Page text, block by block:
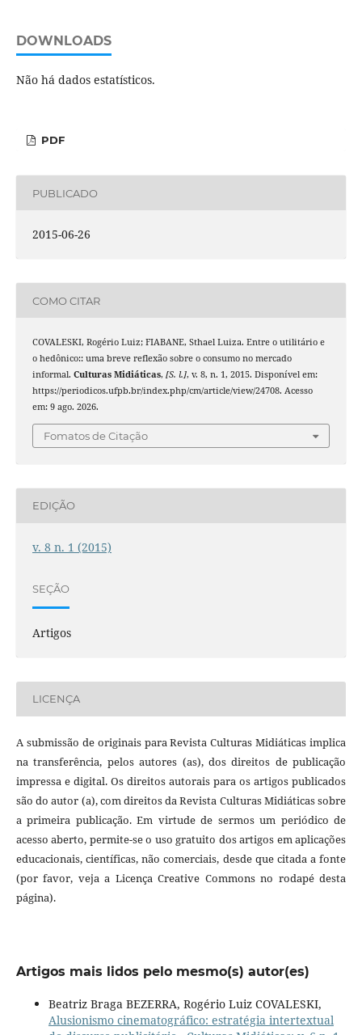
DOWNLOADS
Não há dados estatísticos.
PDF
PUBLICADO
2015-06-26
COMO CITAR
COVALESKI, Rogério Luiz; FIABANE, Sthael Luiza. Entre o utilitário e
o hedônico:: uma breve reflexão sobre o consumo no mercado
informal. Culturas Midiáticas, [S. l.], v. 8, n. 1, 2015. Disponível em:
https://periodicos.ufpb.br/index.php/cm/article/view/24708. Acesso
em: 9 ago. 2026.
Fomatos de Citação
EDIÇÃO
v. 8 n. 1 (2015)
SEÇÃO
Artigos
LICENÇA
A submissão de originais para Revista Culturas Midiáticas implica
na transferência, pelos autores (as), dos direitos de publicação
impressa e digital. Os direitos autorais para os artigos publicados
são do autor (a), com direitos da Revista Culturas Midiáticas sobre
a primeira publicação. Em virtude de sermos um periódico de
acesso aberto, permite-se o uso gratuito dos artigos em aplicações
educacionais, científicas, não comerciais, desde que citada a fonte
(por favor, veja a Licença Creative Commons no rodapé desta
página).
Artigos mais lidos pelo mesmo(s) autor(es)
Beatriz Braga BEZERRA, Rogério Luiz COVALESKI,
Alusionismo cinematográfico: estratégia intertextual